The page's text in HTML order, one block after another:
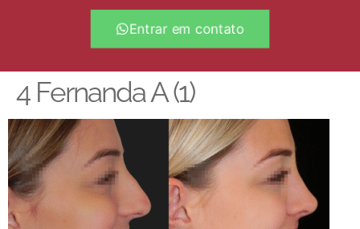
Entrar em contato
4 Fernanda A (1)